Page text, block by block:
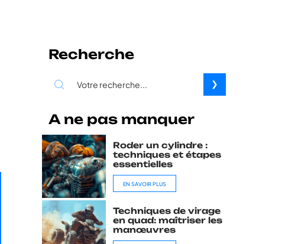
Recherche
A ne pas manquer
Roder un cylindre :
techniques et étapes
essentielles
EN SAVOIR PLUS
Techniques de virage
en quad: maîtriser les
manœuvres